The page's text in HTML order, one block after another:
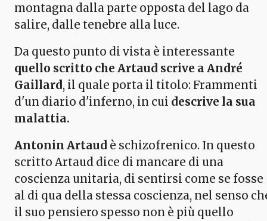
montagna dalla parte opposta del lago da
salire, dalle tenebre alla luce.
Da questo punto di vista è interessante
quello scritto che Artaud scrive a André
Gaillard, il quale porta il titolo: Frammenti
d'un diario d'inferno, in cui descrive la sua
malattia.
Antonin Artaud è schizofrenico. In questo
scritto Artaud dice di mancare di una
coscienza unitaria, di sentirsi come se fosse
al di qua della stessa coscienza, nel senso
il suo pensiero spesso non è più quello